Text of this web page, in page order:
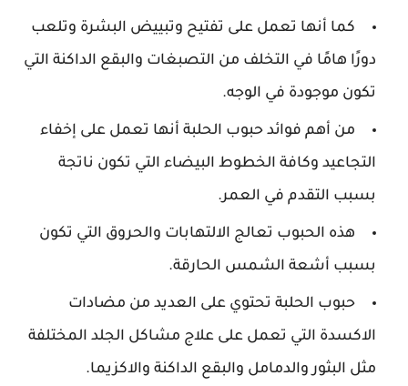
كما أنها تعمل على تفتيح وتبييض البشرة وتلعب
دورًا هامًا في التخلف من التصبغات والبقع الداكنة التي
تكون موجودة في الوجه.
من أهم فوائد حبوب الحلبة أنها تعمل على إخفاء
التجاعيد وكافة الخطوط البيضاء التي تكون ناتجة
بسبب التقدم في العمر.
هذه الحبوب تعالج الالتهابات والحروق التي تكون
بسبب أشعة الشمس الحارقة.
حبوب الحلبة تحتوي على العديد من مضادات
الاكسدة التي تعمل على علاج مشاكل الجلد المختلفة
مثل البثور والدمامل والبقع الداكنة والاكزيما.